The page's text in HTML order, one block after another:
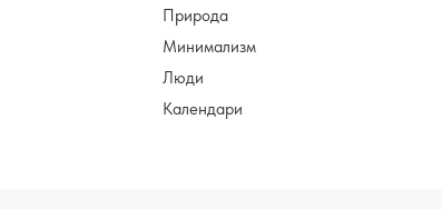
Природа
Минимализм
Люди
Календари